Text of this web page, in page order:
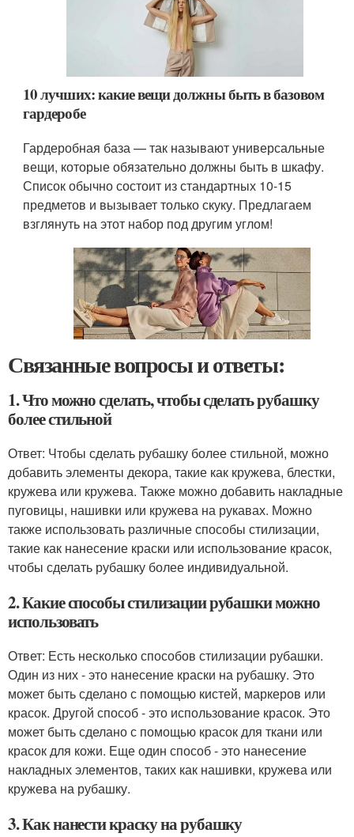
10 лучших: какие вещи должны быть в базовом
гардеробе
Гардеробная база — так называют универсальные
вещи, которые обязательно должны быть в шкафу.
Список обычно состоит из стандартных 10-15
предметов и вызывает только скуку. Предлагаем
взглянуть на этот набор под другим углом!
Связанные вопросы и ответы:
1. Что можно сделать, чтобы сделать рубашку
более стильной
Ответ: Чтобы сделать рубашку более стильной, можно
добавить элементы декора, такие как кружева, блестки,
кружева или кружева. Также можно добавить накладные
пуговицы, нашивки или кружева на рукавах. Можно
также использовать различные способы стилизации,
такие как нанесение краски или использование красок,
чтобы сделать рубашку более индивидуальной.
2. Какие способы стилизации рубашки можно
использовать
Ответ: Есть несколько способов стилизации рубашки.
Один из них - это нанесение краски на рубашку. Это
может быть сделано с помощью кистей, маркеров или
красок. Другой способ - это использование красок. Это
может быть сделано с помощью красок для ткани или
красок для кожи. Еще один способ - это нанесение
накладных элементов, таких как нашивки, кружева или
кружева на рубашку.
3. Как нанести краску на рубашку